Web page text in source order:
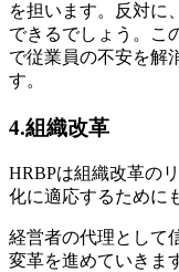
を担います。反対に
できるでしょう。こ
で従業員の不安を解
す。
4.組織改革
HRBPは組織改革の
化に適応するために
経営者の代理として
変革を進めていきま